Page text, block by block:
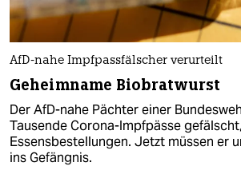
AfD-nahe Impfpassfälscher verurteilt
Geheimname Biobratwurst
Der AfD-nahe Pächter einer
Tausende Corona-Impfpässe
Essensbestellungen. Jetzt müssen er
ins Gefängnis.